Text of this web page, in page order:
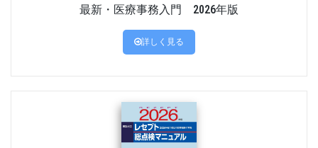
最新・医療事務入門 2026年版
詳しく見る